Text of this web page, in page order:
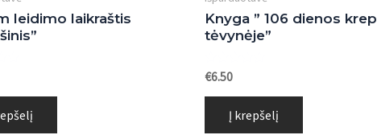
leidimo laikraštis
Knyga ” 106 dienos
tėvynėje”
Įvertinimas:
0
iš
€6.50
Į krepšelį